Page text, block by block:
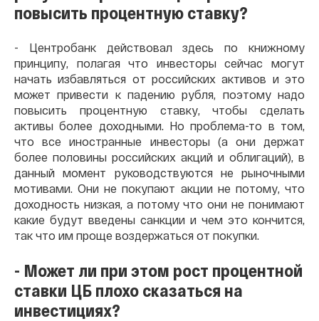
повысить процентную ставку?
- Центробанк действовал здесь по книжному
принципу, полагая что инвесторы сейчас могут
начать избавляться от российских активов и это
может привести к падению рубля, поэтому надо
повысить процентную ставку, чтобы сделать
активы более доходными. Но проблема-то в том,
что все иностранные инвесторы (а они держат
более половины российских акций и облигаций), в
данный момент руководствуются не рыночными
мотивами. Они не покупают акции не потому, что
доходность низкая, а потому что они не понимают
какие будут введены санкции и чем это кончится,
так что им проще воздержаться от покупки.
- Может ли при этом рост процентной
ставки ЦБ плохо сказаться на
инвестициях?